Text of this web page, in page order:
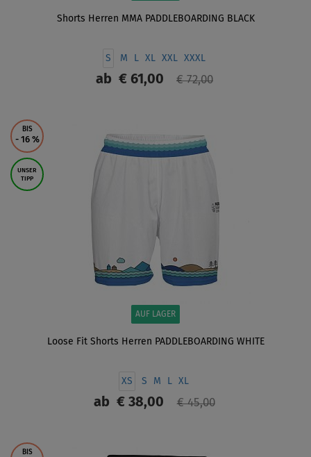
Shorts Herren MMA PADDLEBOARDING BLACK
S M L XL XXL XXXL
ab € 61,00 € 72,00
BIS
- 16 %
UNSER
TIPP
AUF LAGER
Loose Fit Shorts Herren PADDLEBOARDING WHITE
XS S M L XL
ab€ 38,00 € 45,00
BIS